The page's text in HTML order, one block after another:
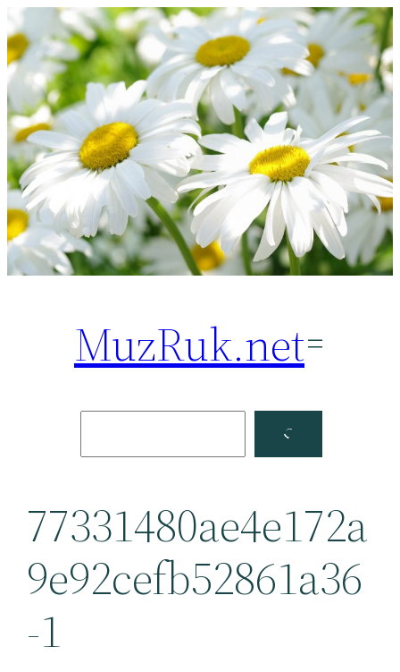
Перейти
к
содержимому
MuzRuk.net
Facebook
77331480ae4e172a
9e92cefb52861a36
-1